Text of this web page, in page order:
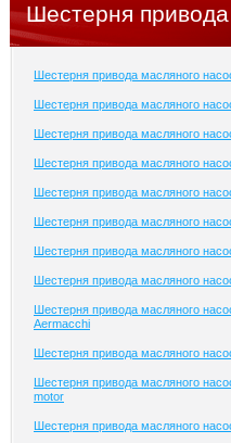
Шестерня
Шестерня привода масляного
Шестерня привода масляного
Шестерня привода масляного
Шестерня привода масляного
Шестерня привода масляного
Шестерня привода масляного
Шестерня привода масляного
Шестерня привода масляного
Шестерня привода масляного
Aermacchi
Шестерня привода масляного
Шестерня привода масляного
motor
Шестерня привода масляного